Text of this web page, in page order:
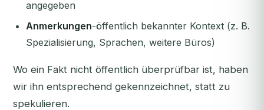
angegeben
Anmerkungen-öffentlich bekannter Kontext (z. B.
Spezialisierung, Sprachen, weitere Büros)
Wo ein Fakt nicht öffentlich überprüfbar ist, haben
wir ihn entsprechend gekennzeichnet, statt zu
spekulieren.